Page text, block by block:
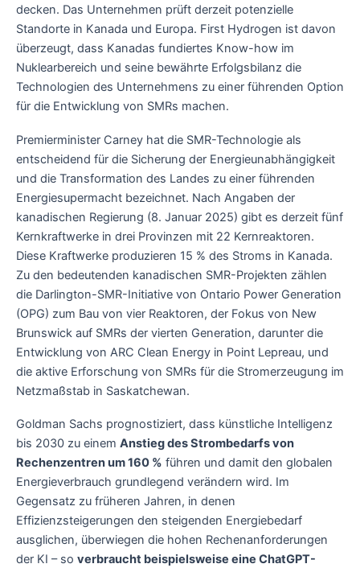
decken. Das Unternehmen prüft derzeit potenzielle
Standorte in Kanada und Europa. First Hydrogen ist davon
überzeugt, dass Kanadas fundiertes Know-how im
Nuklearbereich und seine bewährte Erfolgsbilanz die
Technologien des Unternehmens zu einer führenden Option
für die Entwicklung von SMRs machen.
Premierminister Carney hat die SMR-Technologie als
entscheidend für die Sicherung der Energieunabhängigkeit
und die Transformation des Landes zu einer führenden
Energiesupermacht bezeichnet. Nach Angaben der
kanadischen Regierung (8. Januar 2025) gibt es derzeit fünf
Kernkraftwerke in drei Provinzen mit 22 Kernreaktoren.
Diese Kraftwerke produzieren 15 % des Stroms in Kanada.
Zu den bedeutenden kanadischen SMR-Projekten zählen
die Darlington-SMR-Initiative von Ontario Power Generation
(OPG) zum Bau von vier Reaktoren, der Fokus von New
Brunswick auf SMRs der vierten Generation, darunter die
Entwicklung von ARC Clean Energy in Point Lepreau, und
die aktive Erforschung von SMRs für die Stromerzeugung im
Netzmaßstab in Saskatchewan.
Goldman Sachs prognostiziert, dass künstliche Intelligenz
bis 2030 zu einem Anstieg des Strombedarfs von
Rechenzentren um 160 % führen und damit den globalen
Energieverbrauch grundlegend verändern wird. Im
Gegensatz zu früheren Jahren, in denen
Effizienzsteigerungen den steigenden Energiebedarf
ausglichen, überwiegen die hohen Rechenanforderungen
der KI – so verbraucht beispielsweise eine ChatGPT-